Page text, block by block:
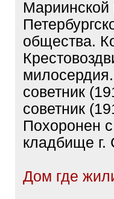
31.01.2024, 10:03
Лейб-медик
- 28 марта
Почетный
II. Член
общества.
Мариинской